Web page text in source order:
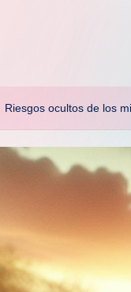
Riesgos ocultos de los